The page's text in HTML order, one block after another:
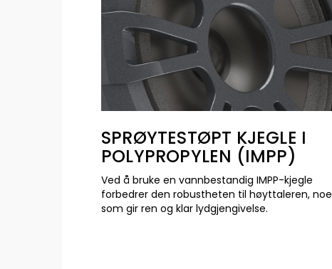
SPRØYTESTØPT KJEGLE I
POLYPROPYLEN (IMPP)
Ved å bruke en vannbestandig IMPP-kjegle
forbedrer den robustheten til høyttaleren, noe
som gir ren og klar lydgjengivelse.